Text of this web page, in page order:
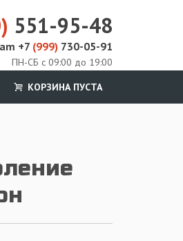
551-95-48
+7 (999) 730-05-91
ПН-СБ с 09:00 до 19:00
КОРЗИНА ПУСТА